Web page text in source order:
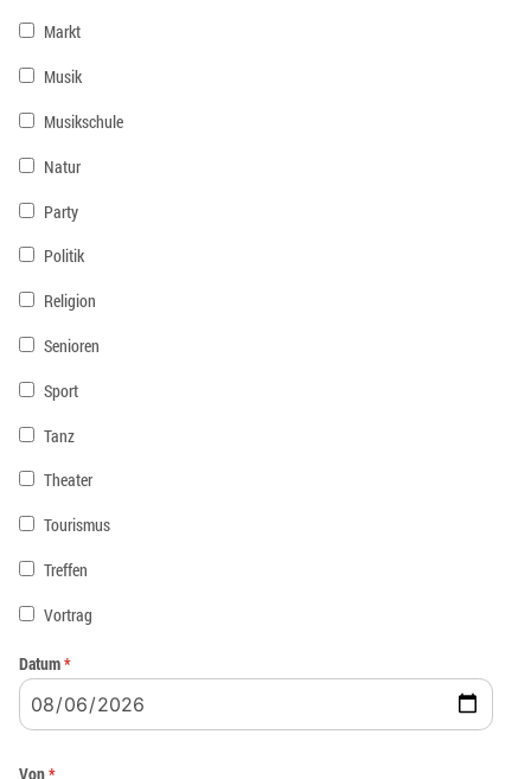
Markt
Musik
Musikschule
Natur
Party
Politik
Religion
Senioren
Sport
Tanz
Theater
Tourismus
Treffen
Vortrag
Datum*
Von*